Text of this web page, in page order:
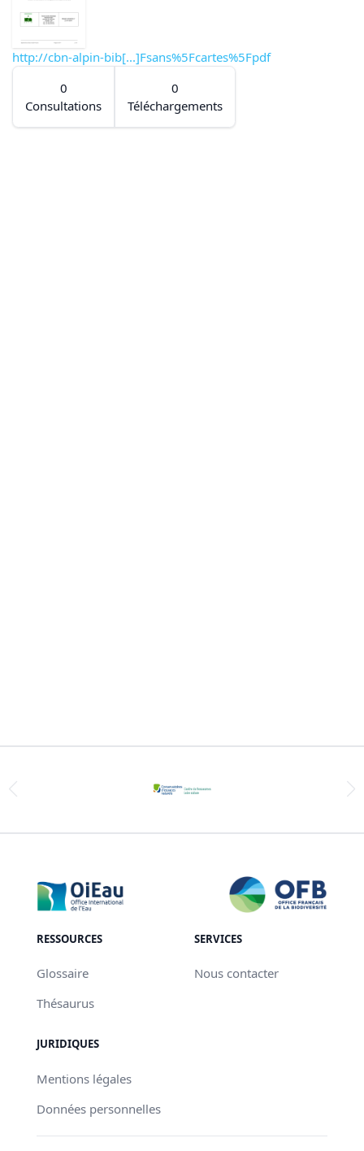
http://cbn-alpin-bib[...]Fsans%5Fcartes%5Fpdf
0
Consultations
0
Téléchargements
RESSOURCES
Glossaire
Thésaurus
SERVICES
Nous contacter
JURIDIQUES
Mentions légales
Données personnelles